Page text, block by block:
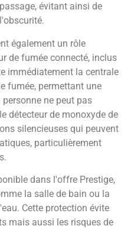
évitant ainsi de
également un rôle
de fumée connecté, inclus
immédiatement la centrale
fumée, permettant une
ne peut pas
détecteur de monoxyde de
silencieuses qui peuvent
particulièrement
dans l'offre Prestige,
la salle de bain ou la
Cette protection évite
mais aussi les risques de